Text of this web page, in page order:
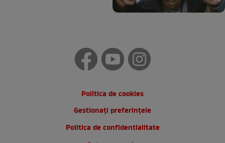
Politica de cookies
Gestionați preferințele
Politica de confidentialitate